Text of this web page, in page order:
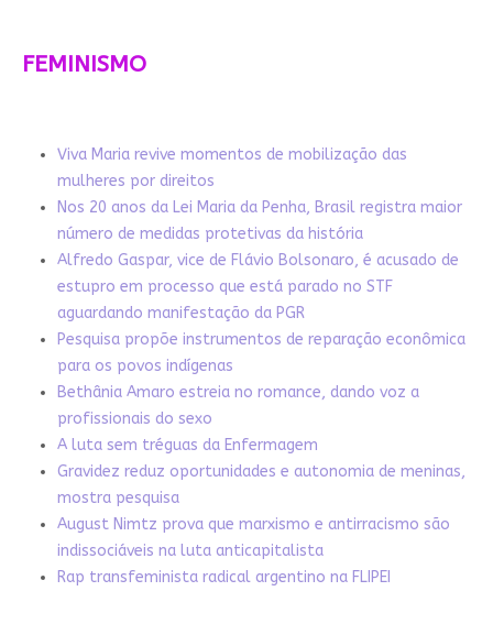
FEMINISMO
Viva Maria revive momentos de mobilização das
mulheres por direitos
Nos 20 anos da Lei Maria da Penha, Brasil registra maior
número de medidas protetivas da história
Alfredo Gaspar, vice de Flávio Bolsonaro, é acusado de
estupro em processo que está parado no STF
aguardando manifestação da PGR
Pesquisa propõe instrumentos de reparação econômica
para os povos indígenas
Bethânia Amaro estreia no romance, dando voz a
profissionais do sexo
A luta sem tréguas da Enfermagem
Gravidez reduz oportunidades e autonomia de meninas,
mostra pesquisa
August Nimtz prova que marxismo e antirracismo são
indissociáveis na luta anticapitalista
Rap transfeminista radical argentino na FLIPEI